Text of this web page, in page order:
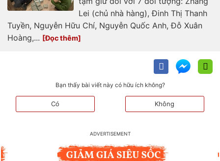
Lei (chủ nhà hàng), Đinh Thị Thanh
Tuyền, Nguyễn Hữu Chí, Nguyễn Quốc Anh, Đỗ Xuân
Hoàng,...
Bạn thấy bài viết này có hữu ích không?
Có Không